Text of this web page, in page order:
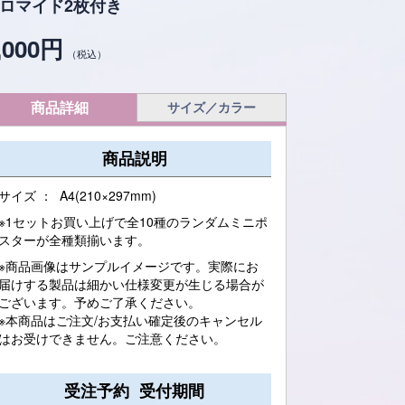
マイド2枚付き
円 （税込）
商品詳細 サイズ／カラー
商品説明
イズ ： A4(210×297mm)
セットお買い上げで全10種のランダムミニポ
ターが全種類揃います。
商品画像はサンプルイメージです。実際にお
けする製品は細かい仕様変更が生じる場合が
ざいます。予めご了承ください。
本商品はご注文/お支払い確定後のキャンセル
お受けできません。ご注意ください。
受注予約 受付期間